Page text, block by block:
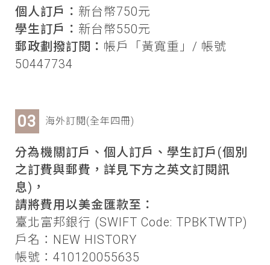
個人訂戶： 新台幣750元
學生訂戶： 新台幣550元
郵政劃撥訂閱： 帳戶「黃寬重」/ 帳號
50447734
海外訂閱(全年四冊)
分為機關訂戶、個人訂戶、學生訂戶(個別
之訂費與郵費，詳見下方之英文訂閱訊
息)，
請將費用以美金匯款至：
臺北富邦銀行 (SWIFT Code: TPBKTWTP)
戶名：NEW HISTORY
帳號：410120055635